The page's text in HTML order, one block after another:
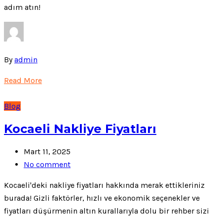
adım atın!
Byadmin
Read More
Blog
Kocaeli Nakliye Fiyatları
Mart 11, 2025
No comment
Kocaeli'deki nakliye fiyatları hakkında merak ettikleriniz
burada! Gizli faktörler, hızlı ve ekonomik seçenekler ve
fiyatları düşürmenin altın kurallarıyla dolu bir rehber sizi